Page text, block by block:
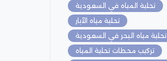
تحلية المياه في السعودية
تحلية مياه الآبار
تحلية مياه البحر في السعودية
تركيب محطات تحلية المياه